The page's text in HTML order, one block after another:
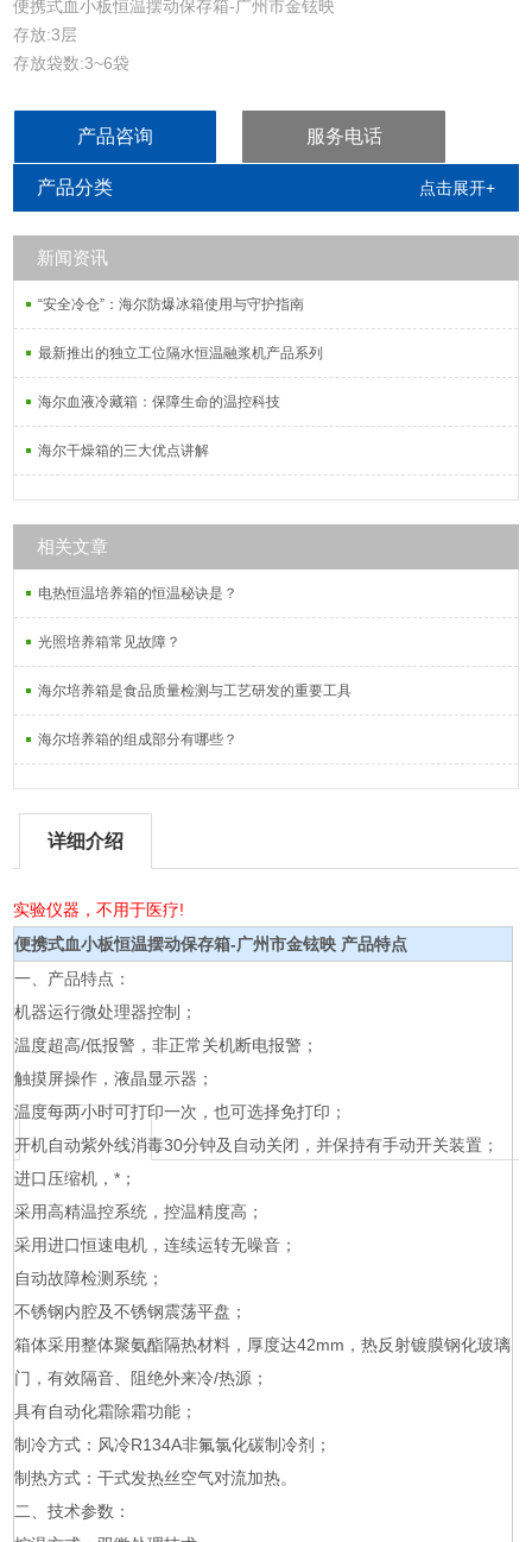
便携式血小板恒温摆动保存箱-广州市金铉映
存放:3层
存放袋数:3~6袋
产品咨询 服务电话
产品分类 点击展开+
新闻资讯
“安全冷仓”：海尔防爆冰箱使用与守护指南
最新推出的独立工位隔水恒温融浆机产品系列
海尔血液冷藏箱：保障生命的温控科技
海尔干燥箱的三大优点讲解
相关文章
电热恒温培养箱的恒温秘诀是？
光照培养箱常见故障？
海尔培养箱是食品质量检测与工艺研发的重要工具
海尔培养箱的组成部分有哪些？
详细介绍
实验仪器，不用于医疗!
便携式血小板恒温摆动保存箱-广州市金铉映 产品特点
一、产品特点：
机器运行微处理器控制；
温度超高/低报警，非正常关机断电报警；
触摸屏操作，液晶显示器；
温度每两小时可打印一次，也可选择免打印；
开机自动紫外线消毒30分钟及自动关闭，并保持有手动开关装置；
进口压缩机，*；
采用高精温控系统，控温精度高；
采用进口恒速电机，连续运转无噪音；
自动故障检测系统；
不锈钢内腔及不锈钢震荡平盘；
箱体采用整体聚氨酯隔热材料，厚度达42mm，热反射镀膜钢化玻璃
门，有效隔音、阻绝外来冷/热源；
具有自动化霜除霜功能；
制冷方式：风冷R134A非氟氯化碳制冷剂；
制热方式：干式发热丝空气对流加热。
二、技术参数：